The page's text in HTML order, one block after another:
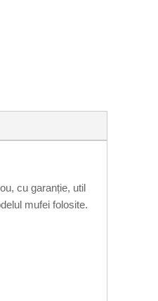
cu garanție, util
mufei folosite.